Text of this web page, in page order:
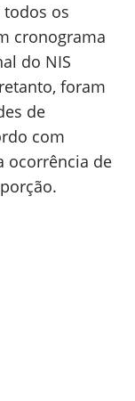
os
cronograma
do NIS
foram
de
com
ocorrência de